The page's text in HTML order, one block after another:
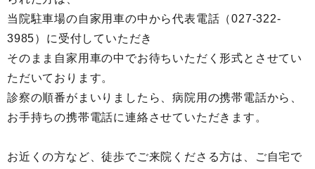
当院駐車場の自家用車の中から代表電話（027-322-
3985）に受付していただき
そのまま自家用車の中でお待ちいただく形式とさせてい
ただいております。
診察の順番がまいりましたら、病院用の携帯電話から、
お手持ちの携帯電話に連絡させていただきます。
お近くの方など、徒歩でご来院くださる方は、
ご自宅で